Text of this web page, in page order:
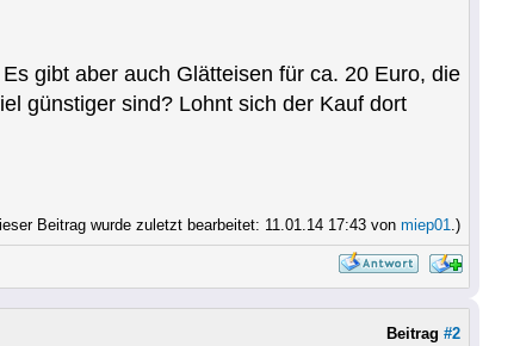
gibt aber auch Glätteisen für ca. 20 Euro, die
günstiger sind? Lohnt sich der Kauf dort
Beitrag wurde zuletzt bearbeitet: 11.01.14 17:43 von miep01.)
Beitrag #2